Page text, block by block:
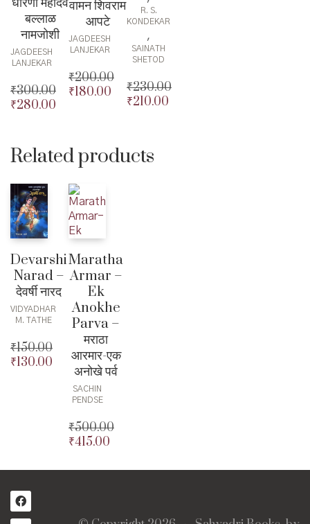
बल्लाळ
नामजोशी
JAGDEESH
LANJEKAR
₹300.00
Original
₹300.00.
₹280.00
is:
₹280.00.
वामन शिवराम
आपटे
JAGDEESH
LANJEKAR
₹200.00
Original
₹180.00
₹180.00.
R. S.
KONDEKAR
,
SAINATH
SHETOD
₹230.00
Original
₹210.00
₹210.00.
Related products
Devarshi
Narad –
देवर्षी नारद
VIDYADHAR
M. TATHE
₹150.00
Original
₹130.00
Maratha
Armar –
Ek
Anokhe
Parva –
मराठा
आरमार-एक
अनोखे पर्व
SACHIN
PENDSE
₹500.00
Original
was:
₹415.00
price